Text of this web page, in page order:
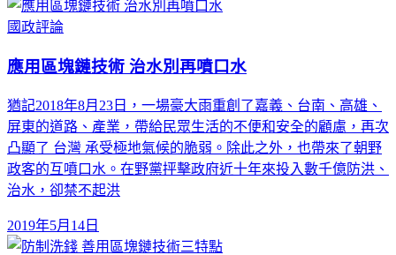
國政評論
應用區塊鏈技術 治水別再噴口水
猶記2018年8月23日，一場豪大雨重創了嘉義、台南、高雄、
屏東的道路、產業，帶給民眾生活的不便和安全的顧慮，再次
凸顯了 台灣 承受極地氣候的脆弱。除此之外，也帶來了朝野
政客的互噴口水。在野黨抨擊政府近十年來投入數千億防洪、
治水，卻禁不起洪
2019年5月14日